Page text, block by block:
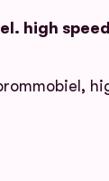
high
speed